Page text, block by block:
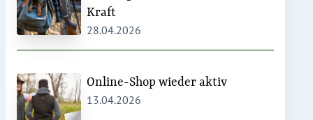
Kraft
28.04.2026
Online-Shop wieder aktiv
13.04.2026